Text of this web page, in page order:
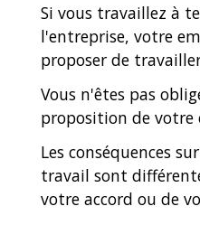
Si vous travaillez à
l'entreprise, votre
proposer de
Vous n'êtes pas
proposition de votre
Les conséquences
travail sont
votre accord ou de